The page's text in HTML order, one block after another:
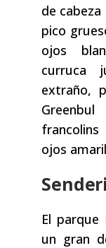
de
pico
ojos
curruca
extraño,
ojos
El parque
un gran